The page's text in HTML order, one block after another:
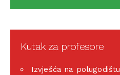
Kutak za profesore
Izvješća na polugodištu